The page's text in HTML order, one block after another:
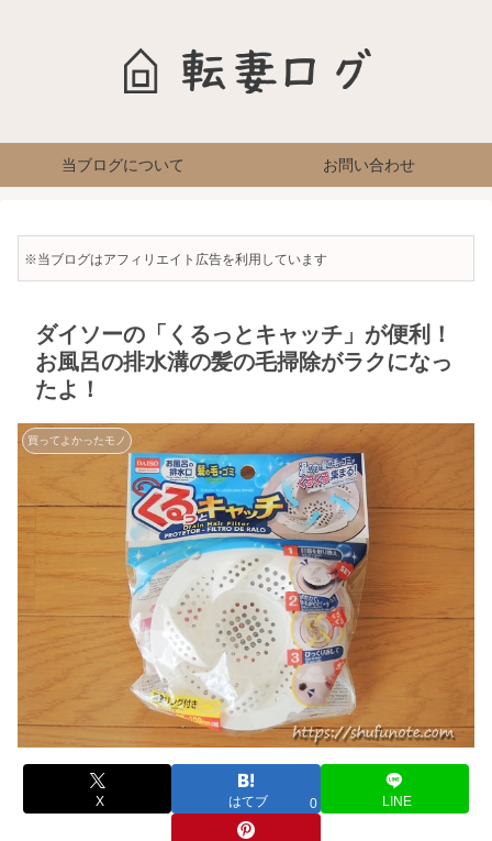
当ブログについて お問い合わせ
※当ブログはアフィリエイト広告を利用しています
ダイソーの「くるっとキャッチ」が便利！
お風呂の排水溝の髪の毛掃除がラクになっ
たよ！
買ってよかったモノ
X はてブ 0 LINE